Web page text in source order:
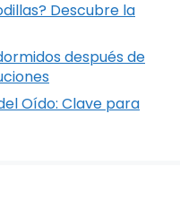
Descubre la
después de
Oído: Clave para